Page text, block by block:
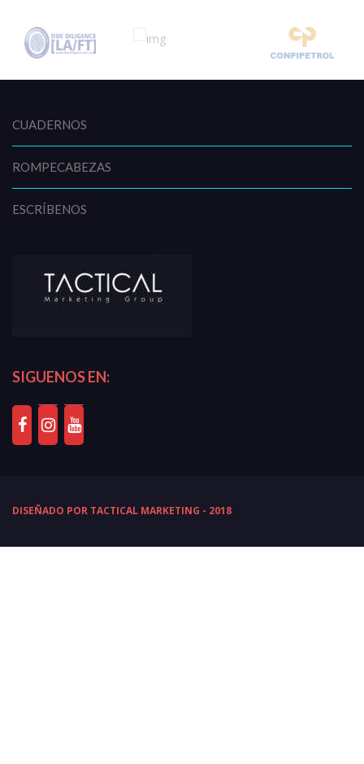
CUADERNOS
ROMPECABEZAS
ESCRÍBENOS
SIGUENOS EN:
DISEÑADO POR TACTICAL MARKETING - 2018